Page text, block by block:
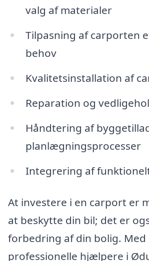
valg af materialer
Tilpasning af carporten
behov
Kvalitetsinstallation af
Reparation og
Håndtering af
planlægningsprocesser
Integrering af
At investere i en carport er
at beskytte din bil; det er
forbedring af din bolig. Med
professionelle hjælpere i